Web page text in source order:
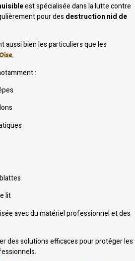
est spécialisée dans la lutte contre
pour des destruction nid de
aussi bien les particuliers que les
.
:
lit
avec du matériel professionnel et des
des solutions efficaces pour protéger les